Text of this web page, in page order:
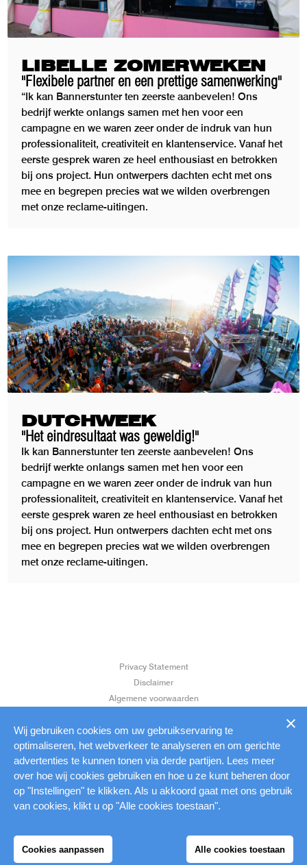
LIBELLE ZOMERWEKEN
"Flexibele partner en een prettige samenwerking"
“Ik kan Bannerstunter ten zeerste aanbevelen! Ons
bedrijf werkte onlangs samen met hen voor een
campagne en we waren zeer onder de indruk van hun
professionaliteit, creativiteit en klantenservice. Vanaf het
eerste gesprek waren ze heel enthousiast en betrokken
bij ons project. Hun ontwerpers dachten echt met ons
mee en begrepen precies wat we wilden overbrengen
met onze reclame-uitingen.
DUTCHWEEK
"Het eindresultaat was geweldig!"
Ik kan Bannerstunter ten zeerste aanbevelen! Ons
bedrijf werkte onlangs samen met hen voor een
campagne en we waren zeer onder de indruk van hun
professionaliteit, creativiteit en klantenservice. Vanaf het
eerste gesprek waren ze heel enthousiast en betrokken
bij ons project. Hun ontwerpers dachten echt met ons
mee en begrepen precies wat we wilden overbrengen
met onze reclame-uitingen.
Privacy Statement
Disclaimer
Algemene voorwaarden
Aanleverspecificaties
Wij gebruiken cookies om uw gebruikservaring te
optimaliseren, het webverkeer te analyseren en om gerichte
advertenties te kunnen tonen via derde partijen. Lees meer
over hoe wij cookies gebruiken en hoe u ze kunt beheren door
op "Instellingen" te klikken. Als u akkoord gaat met ons gebruik
van cookies, klikt u op "Alle cookies toestaan".
Cookies aanpassen Alle cookies toestaan